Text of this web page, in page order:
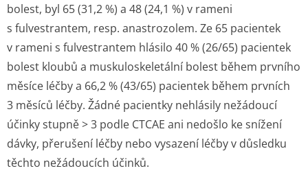
bolest, byl 65 (31,2 %) a 48 (24,1 %) v rameni
s fulvestrantem, resp. anastrozolem. Ze 65 pacientek
v rameni s fulvestrantem hlásilo 40 % (26/65) pacientek
bolest kloubů a muskuloskeletální bolest během prvního
měsíce léčby a 66,2 % (43/65) pacientek během prvních
3 měsíců léčby. Žádné pacientky nehlásily nežádoucí
účinky stupně > 3 podle CTCAE ani nedošlo ke snížení
dávky, přerušení léčby nebo vysazení léčby v důsledku
těchto nežádoucích účinků.